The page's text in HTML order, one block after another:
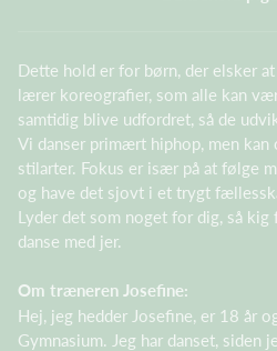
Dette hold er for børn, der elsker at
lærer koreografier, som alle kan
samtidig blive udfordret, så de
Vi danser primært hiphop, men kan
stilarter. Fokus er især på at følge
og have det sjovt i et trygt
Lyder det som noget for dig, så
danse med jer.
Om træneren Josefine:
Hej, jeg hedder Josefine, er 18 år
Gymnasium. Jeg har danset,